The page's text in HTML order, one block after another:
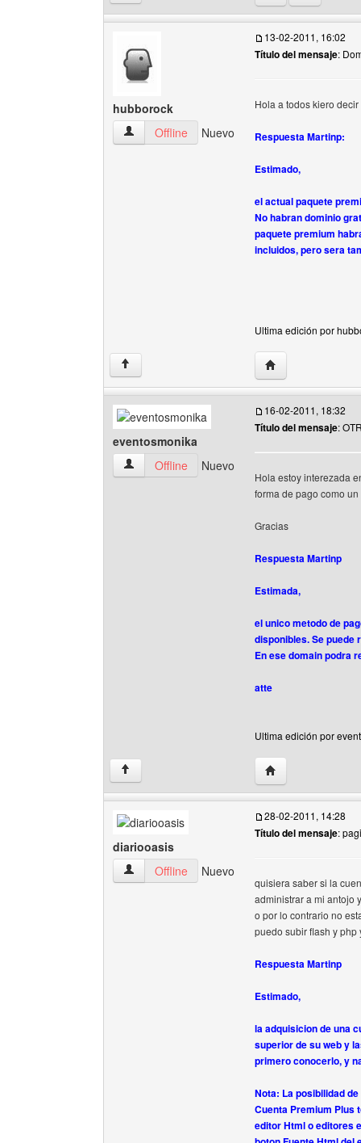
hubborock
hubborock Ver perfil del usuario
Offline Nuevo
13-02-2011, 16:02
Título del mensaje:
Hola a todos kiero
Respuesta Martinp:
Estimado,
el actual paquete
No habran dominio
paquete premium
incluidos, pero sera
Ultima edición por
↑ Visitar sitio web
eventosmonika
eventosmonika Ver perfil del usuario
Offline Nuevo
16-02-2011, 18:32
Título del mensaje:
Hola estoy interezada
forma de pago como
Gracias
Respuesta Martinp
Estimada,
el unico metodo de
disponibles. Se puede
En ese domain podra
atte
Ultima edición por
↑ Visitar sitio web
diariooasis
diariooasis Ver perfil del usuario
Offline Nuevo
28-02-2011, 14:28
Título del mensaje:
quisiera saber si la
administrar a mi antojo
o por lo contrario no
puedo subir flash y php
Respuesta Martinp
Estimado,
la adquisicion de una
superior de su web y
primero conocerlo, y
Nota: La posibilidad
Cuenta Premium Plus
editor Html o editores